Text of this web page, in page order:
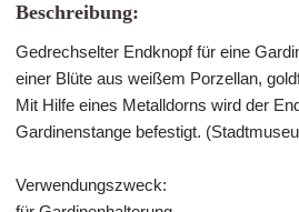
Beschreibung:
Gedrechselter Endknopf für eine
einer Blüte aus weißem Porzellan,
Mit Hilfe eines Metalldorns wird der
Gardinenstange befestigt.
Verwendungszweck: